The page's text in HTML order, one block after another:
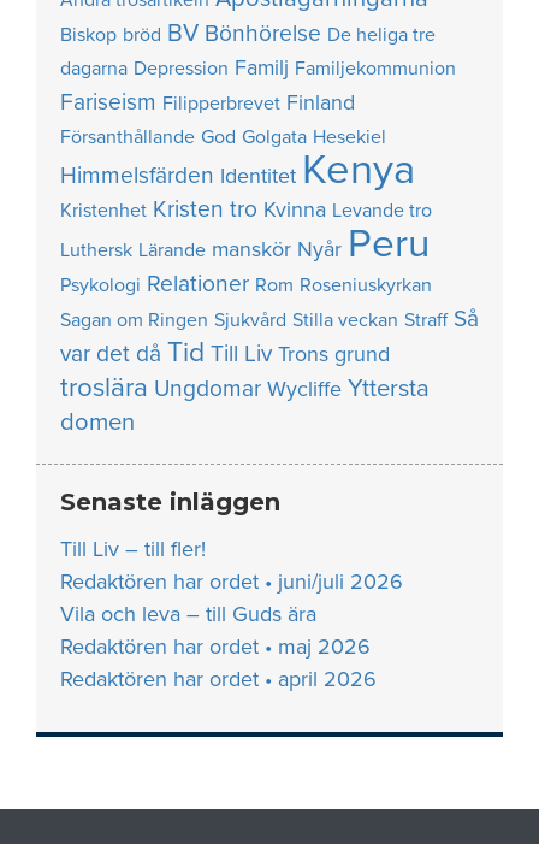
Biskop bröd BV Bönhörelse De heliga tre
dagarna Depression Familj Familjekommunion
Fariseism Filipperbrevet Finland
Försanthållande God Golgata Hesekiel
Himmelsfärden Identitet Kenya
Kristenhet Kristen tro Kvinna Levande tro
Luthersk Lärande manskör Nyår Peru
Psykologi Relationer Rom Roseniuskyrkan
Sagan om Ringen Sjukvård Stilla veckan Straff Så
var det då Tid Till Liv Trons grund
troslära Ungdomar Wycliffe Yttersta
domen
Senaste inläggen
Till Liv – till fler!
Redaktören har ordet • juni/juli 2026
Vila och leva – till Guds ära
Redaktören har ordet • maj 2026
Redaktören har ordet • april 2026